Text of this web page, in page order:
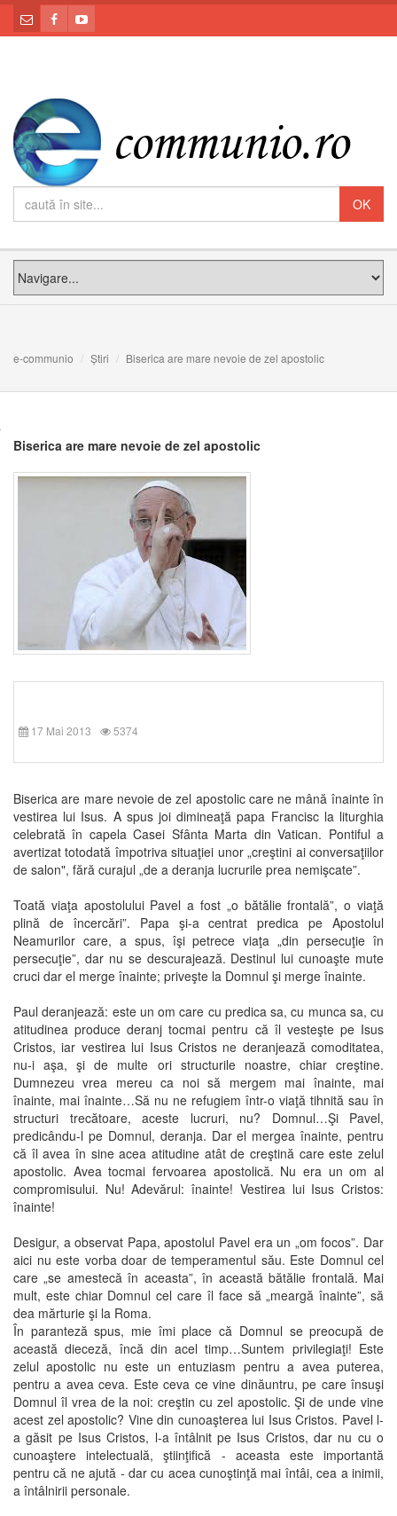
e-communio Știri Biserica are mare nevoie de zel apostolic
Biserica are mare nevoie de zel apostolic
17 Mai 2013 5374
Biserica are mare nevoie de zel apostolic care ne mână înainte în
vestirea lui Isus. A spus joi dimineaţă papa Francisc la liturghia
celebrată în capela Casei Sfânta Marta din Vatican. Pontiful a
avertizat totodată împotriva situaţiei unor „creştini ai conversaţiilor
de salon", fără curajul „de a deranja lucrurile prea nemişcate”.
Toată viaţa apostolului Pavel a fost „o bătălie frontală”, o viaţă
plină de încercări”. Papa şi-a centrat predica pe Apostolul
Neamurilor care, a spus, îşi petrece viaţa „din persecuţie în
persecuţie”, dar nu se descurajează. Destinul lui cunoaşte mute
cruci dar el merge înainte; priveşte la Domnul şi merge înainte.
Paul deranjează: este un om care cu predica sa, cu munca sa, cu
atitudinea produce deranj tocmai pentru că îl vesteşte pe Isus
Cristos, iar vestirea lui Isus Cristos ne deranjează comoditatea,
nu-i aşa, şi de multe ori structurile noastre, chiar creştine.
Dumnezeu vrea mereu ca noi să mergem mai înainte, mai
înainte, mai înainte…Să nu ne refugiem într-o viaţă tihnită sau în
structuri trecătoare, aceste lucruri, nu? Domnul…Şi Pavel,
predicându-l pe Domnul, deranja. Dar el mergea înainte, pentru
că îl avea în sine acea atitudine atât de creştină care este zelul
apostolic. Avea tocmai fervoarea apostolică. Nu era un om al
compromisului. Nu! Adevărul: înainte! Vestirea lui Isus Cristos:
înainte!
Desigur, a observat Papa, apostolul Pavel era un „om focos”. Dar
aici nu este vorba doar de temperamentul său. Este Domnul cel
care „se amestecă în aceasta”, în această bătălie frontală. Mai
mult, este chiar Domnul cel care îl face să „meargă înainte”, să
dea mărturie şi la Roma.
În paranteză spus, mie îmi place că Domnul se preocupă de
această dieceză, încă din acel timp…Suntem privilegiaţi! Este
zelul apostolic nu este un entuziasm pentru a avea puterea,
pentru a avea ceva. Este ceva ce vine dinăuntru, pe care însuşi
Domnul îl vrea de la noi: creştin cu zel apostolic. Şi de unde vine
acest zel apostolic? Vine din cunoaşterea lui Isus Cristos. Pavel l-
a găsit pe Isus Cristos, l-a întâlnit pe Isus Cristos, dar nu cu o
cunoaştere intelectuală, ştiinţifică - aceasta este importantă
pentru că ne ajută - dar cu acea cunoştinţă mai întâi, cea a inimii,
a întâlnirii personale.